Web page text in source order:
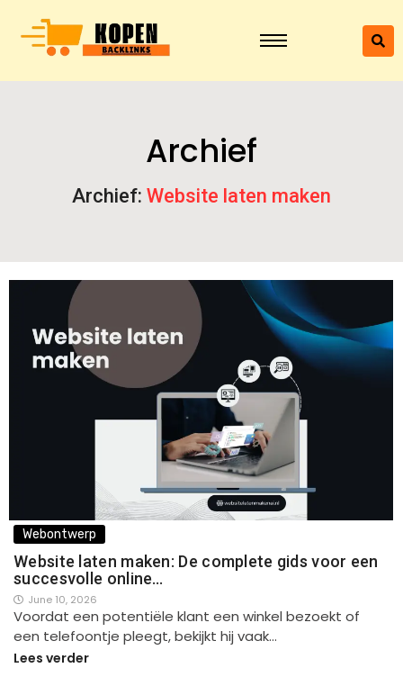
Archief
Archief: Website laten maken
Webontwerp
Website laten maken: De complete gids voor een
succesvolle online…
June 10, 2026
Voordat een potentiële klant een winkel bezoekt of
een telefoontje pleegt, bekijkt hij vaak…
Lees verder